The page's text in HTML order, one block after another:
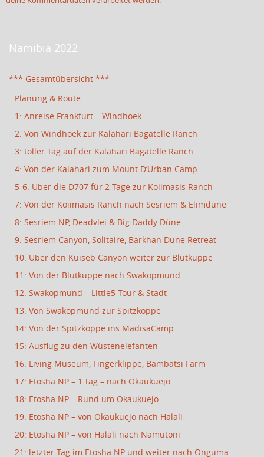
Namibia 2022
*** Gesamtübersicht ***
Planung & Route
1: Anreise Frankfurt – Windhoek
2: Von Windhoek zur Kalahari Bagatelle Ranch
3: toller Tag auf der Kalahari Bagatelle Ranch
4: Von der Kalahari zum Mount D’Urban Camp
5-6: Über die D707 für 2 Tage zur Koiimasis Ranch
7: Von der Koiimasis Ranch nach Sesriem & Elimdüne
8: Sesriem NP, Deadvlei & Big Daddy Düne
9: Sesriem Canyon, Solitaire, Barkhan Dune Retreat
10: Über den Kuiseb Canyon weiter zur Blutkuppe
11: Von der Blutkuppe nach Swakopmund
12: Swakopmund – Little5-Tour & Stadt
13: Von Swakopmund zur Spitzkoppe
14: Von der Spitzkoppe ins MadisaCamp
15: Ausflug zu den Wüstenelefanten
16: Living Museum, Fingerklippe, Bambatsi Farm
17: Etosha NP – 1.Tag – nach Okaukuejo
18: Etosha NP – Rund um Okaukuejo
19: Etosha NP – von Okaukuejo nach Halali
20: Etosha NP – von Halali nach Namutoni
21: letzter Tag im Etosha NP und weiter nach Onguma